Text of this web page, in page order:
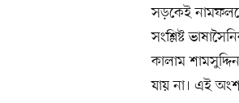
সড়কেই
সংশ্লিষ্ট
কালাম
যায় না। এই